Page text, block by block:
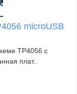
microUSB
TP4056 с
плат..